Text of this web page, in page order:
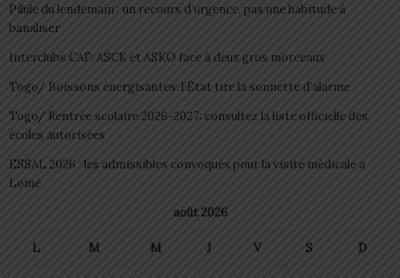
Pilule du lendemain : un recours d’urgence, pas une habitude à
banaliser
Interclubs CAF: ASCK et ASKO face à deux gros morceaux
Togo/ Boissons énergisantes: l’État tire la sonnette d’alarme
Togo/ Rentrée scolaire 2026-2027: consultez la liste officielle des
écoles autorisées
ESSAL 2026 : les admissibles convoqués pour la visite médicale à
Lomé
août 2026
L M M J V S D